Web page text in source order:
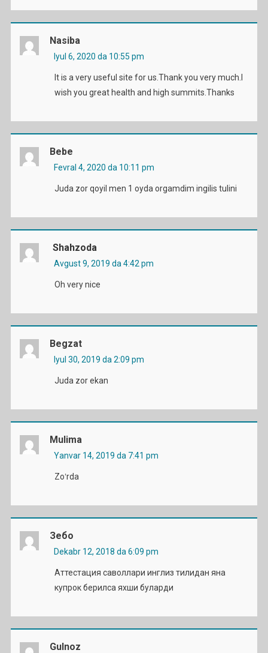
Nasiba
Iyul 6, 2020 da 10:55 pm
It is a very useful site for us.Thank you very much.I
wish you great health and high summits.Thanks
Bebe
Fevral 4, 2020 da 10:11 pm
Juda zor qoyil men 1 oyda orgamdim ingilis tulini
Shahzoda
Avgust 9, 2019 da 4:42 pm
Oh very nice
Begzat
Iyul 30, 2019 da 2:09 pm
Juda zor ekan
Mulima
Yanvar 14, 2019 da 7:41 pm
Zoʻrda
Зебо
Dekabr 12, 2018 da 6:09 pm
Аттестация саволлари инглиз тилидан яна
купрок берилса яхши буларди
Gulnoz